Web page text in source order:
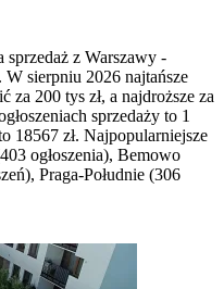
sprzedaż z Warszawy -
sierpniu 2026 najtańsze
za 200 tys zł, a najdroższe za
sprzedaży to 1
18567 zł. Najpopularniejsze
ogłoszenia), Bemowo
Praga-Południe (306